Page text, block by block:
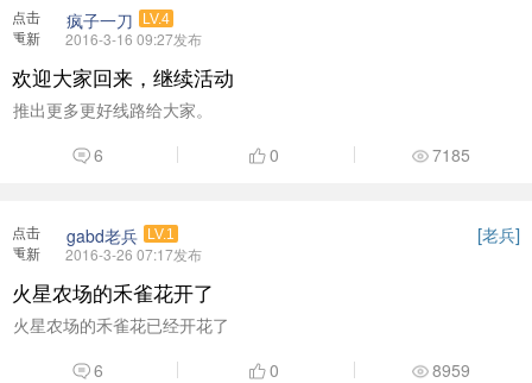
点击
重新
疯子一刀 LV.4
2016-3-16 09:27发布
欢迎大家回来，继续活动
推出更多更好线路给大家。
6
0 7185
点击
重新
gabd老兵 LV.1
2016-3-26 07:17发布
[老兵]
火星农场的禾雀花开了
火星农场的禾雀花已经开花了
6
0 8959